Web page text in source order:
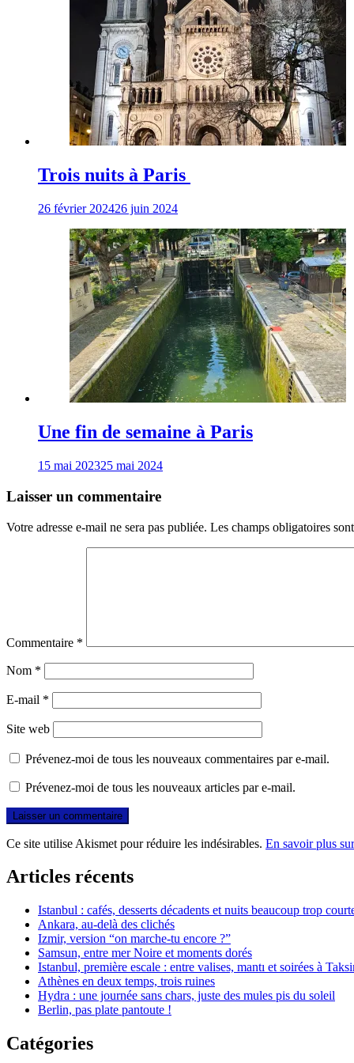
Trois nuits à Paris
26 février 202426 juin 2024
Une fin de semaine à Paris
15 mai 202325 mai 2024
Laisser un commentaire
Votre adresse e-mail ne sera pas publiée. Les champs obligatoires
Commentaire *
Nom *
E-mail *
Site web
Prévenez-moi de tous les nouveaux commentaires par e-mail.
Prévenez-moi de tous les nouveaux articles par e-mail.
Ce site utilise Akismet pour réduire les indésirables. En savoir plus
Articles récents
Istanbul : cafés, desserts décadents et nuits beaucoup trop
Ankara, au-delà des clichés
Izmir, version “on marche-tu encore ?”
Samsun, entre mer Noire et moments dorés
Istanbul, première escale : entre valises, mantı et soirées à
Athènes en deux temps, trois ruines
Hydra : une journée sans chars, juste des mules pis du soleil
Berlin, pas plate pantoute !
Catégories